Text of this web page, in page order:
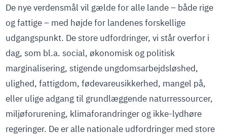
De nye verdensmål vil gælde for alle lande – både rige
og fattige – med højde for landenes forskellige
udgangspunkt. De store udfordringer, vi står overfor i
dag, som bl.a. social, økonomisk og politisk
marginalisering, stigende ungdomsarbejdsløshed,
ulighed, fattigdom, fødevareusikkerhed, mangel på,
eller ulige adgang til grundlæggende naturressourcer,
miljøforurening, klimaforandringer og ikke-lydhøre
regeringer. De er alle nationale udfordringer med store